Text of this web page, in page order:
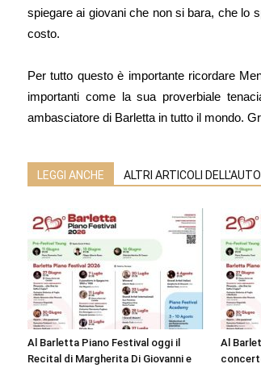
spiegare ai giovani che non si bara, che lo
costo.
Per tutto questo è importante ricordare
importanti come la sua proverbiale
ambasciatore di Barletta in tutto il mondo.
LEGGI ANCHE ALTRI ARTICOLI
Al Barletta Piano Festival oggi il
Recital di Margherita Di Giovanni e
Al